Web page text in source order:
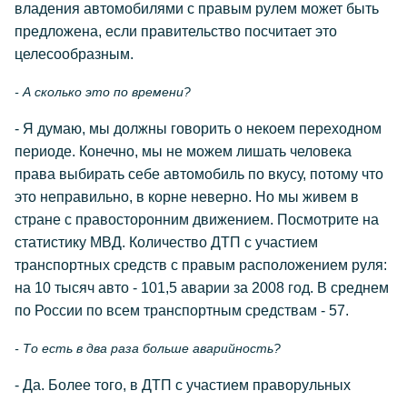
владения автомобилями с правым рулем может быть
предложена, если правительство посчитает это
целесообразным.
- А сколько это по времени?
- Я думаю, мы должны говорить о некоем переходном
периоде. Конечно, мы не можем лишать человека
права выбирать себе автомобиль по вкусу, потому что
это неправильно, в корне неверно. Но мы живем в
стране с правосторонним движением. Посмотрите на
статистику МВД. Количество ДТП с участием
транспортных средств с правым расположением руля:
на 10 тысяч авто - 101,5 аварии за 2008 год. В среднем
по России по всем транспортным средствам - 57.
- То есть в два раза больше аварийность?
- Да. Более того, в ДТП с участием праворульных